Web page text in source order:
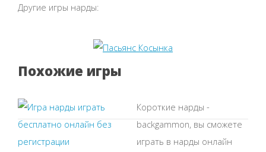
Другие игры нарды:
Похожие игры
Короткие нарды -
backgammon, вы сможете
играть в нарды онлайн